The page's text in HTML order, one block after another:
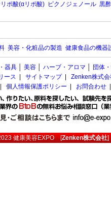
ポ酸(αリポ酸) ピクノジェノール 黒酢
美容・化粧品の製造 健康食品の機器
器具 美容 ハーブ・アロマ 団体
ース サイトマップ| Zenken株式
個人情報保護ポリシー お問合わせ
健康美容EXPO[Zenken株式会社]